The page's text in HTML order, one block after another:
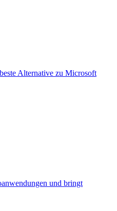
Alternative zu Microsoft
und bringt